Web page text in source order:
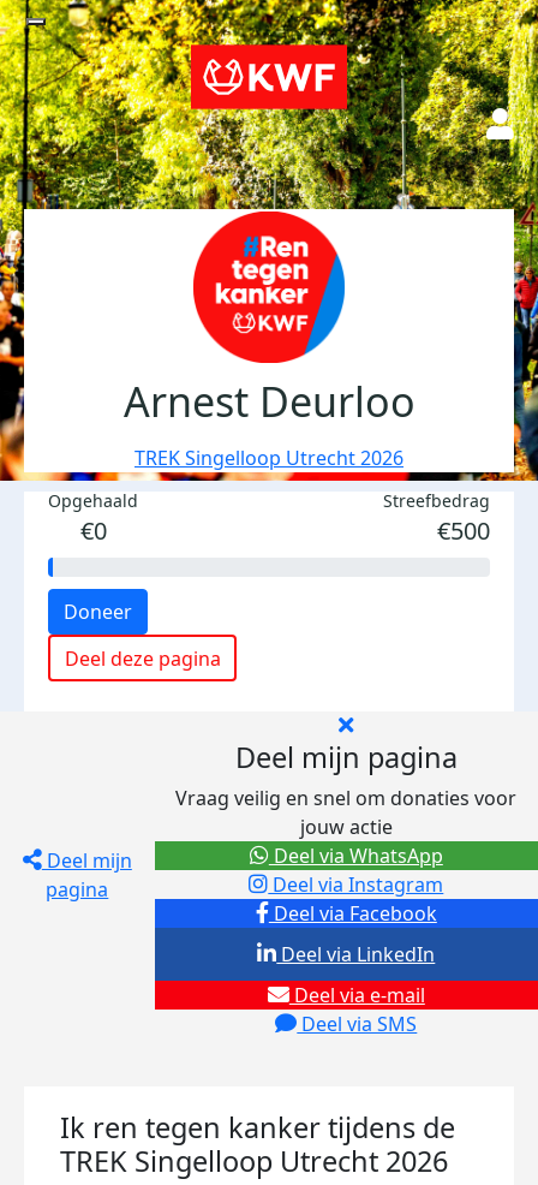
Arnest Deurloo
TREK Singelloop Utrecht 2026
Opgehaald
€0
Streefbedrag
€500
Doneer
Deel deze pagina
Deel mijn
pagina
Deel mijn pagina
Vraag veilig en snel om donaties voor
jouw actie
Deel via Facebook
Deel via Instagram
Deel via e-mail
Deel via SMS
Deel via LinkedIn
Deel via WhatsApp
Ik ren tegen kanker tijdens de
TREK Singelloop Utrecht 2026